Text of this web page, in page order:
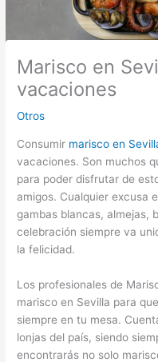
Marisco en
vacaciones
Otros
Consumir marisco en
vacaciones. Son muchos
para poder disfrutar de
amigos. Cualquier excusa
gambas blancas, almejas,
celebración siempre va
la felicidad.
Los profesionales de
marisco en Sevilla para
siempre en tu mesa.
lonjas del país, siendo
encontrarás no solo